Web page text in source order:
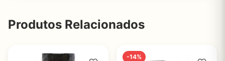
Produtos Relacionados
-14%